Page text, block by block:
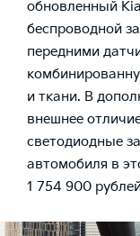
обновленный
беспроводной
передними
и ткани. В
внешнее
светодиодные
автомобиля в
1 754 900